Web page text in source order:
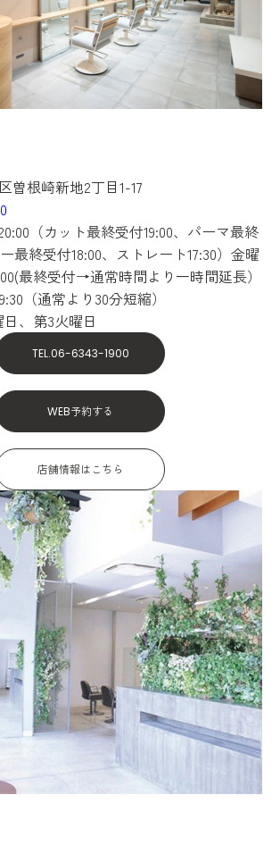
曽根崎新地2丁目1-17
（カット最終受付19:00、パーマ最終
最終受付18:00、ストレート17:30）金曜
最終受付→通常時間より一時間延長）
（通常より30分短縮）
、第3火曜日
TEL.06-6343-1900
WEB予約する
店舗情報はこちら